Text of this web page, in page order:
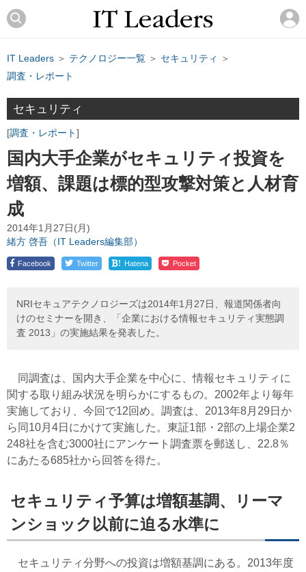
IT Leaders ＞ テクノロジー一覧 ＞ セキュリティ
＞
調査・レポート
セキュリティ
調査・レポート
国内大手企業がセキュリティ投資を
増額、課題は標的型攻撃対策と人材育
成
2014年1月27日(月)
緒方 啓吾（IT Leaders編集部）
Facebook Twitter ! Hatena Pocket
NRIセキュアテクノロジーズは2014年1月27日、報道関係者向
けのセミナーを開き、「企業における情報セキュリティ実態調
査 2013」の実施結果を発表した。
同調査は、国内大手企業を中心に、情報セキュリティに
関する取り組み状況を明らかにするもの。2002年より毎年
実施しており、今回で12回め。調査は、2013年8月29日か
ら同10月4日にかけて実施した。東証1部・2部の上場企業2
248社を含む3000社にアンケート調査票を郵送し、22.8％
にあたる685社から回答を得た。
セキュリティ予算は増額基調、リーマ
ンショック以前に迫る水準に
セキュリティ分野への投資は増額基調にある。2013年度